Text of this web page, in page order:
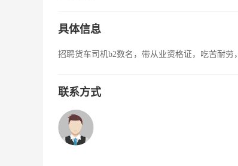
具体信息
招聘货车司机b2数名，带从业资格证，吃苦耐劳
联系方式